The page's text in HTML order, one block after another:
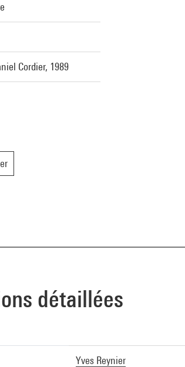
Cordier, 1989
détaillées
Yves Reynier